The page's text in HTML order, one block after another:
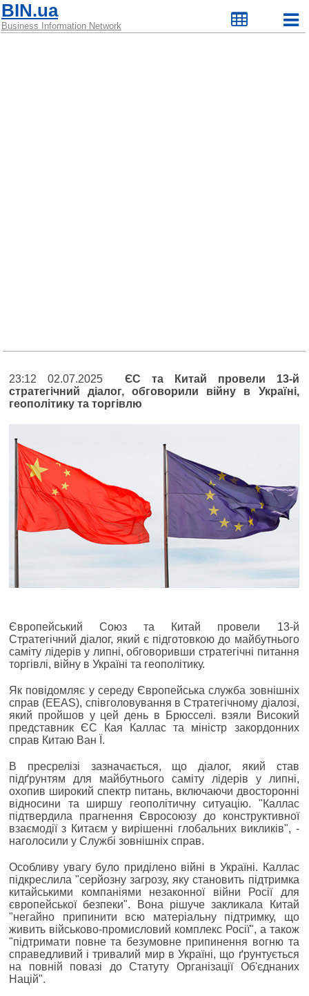
BIN.ua
Business Information Network
23:12 02.07.2025 ЄС та Китай провели 13-й
стратегічний діалог, обговорили війну в Україні,
геополітику та торгівлю
Європейський Союз та Китай провели 13-й
Стратегічний діалог, який є підготовкою до майбутнього
саміту лідерів у липні, обговоривши стратегічні питання
торгівлі, війну в Україні та геополітику.
Як повідомляє у середу Європейська служба зовнішніх
справ (EEAS), співголовування в Стратегічному діалозі,
який пройшов у цей день в Брюсселі. взяли Високий
представник ЄС Кая Каллас та міністр закордонних
справ Китаю Ван Ї.
В пресрелізі зазначається, що діалог, який став
підґрунтям для майбутнього саміту лідерів у липні,
охопив широкий спектр питань, включаючи двосторонні
відносини та ширшу геополітичну ситуацію. "Каллас
підтвердила прагнення Євросоюзу до конструктивної
взаємодії з Китаєм у вирішенні глобальних викликів", -
наголосили у Службі зовнішніх справ.
Особливу увагу було приділено війні в Україні. Каллас
підкреслила "серйозну загрозу, яку становить підтримка
китайськими компаніями незаконної війни Росії для
європейської безпеки". Вона рішуче закликала Китай
"негайно припинити всю матеріальну підтримку, що
живить військово-промисловий комплекс Росії", а також
"підтримати повне та безумовне припинення вогню та
справедливий і тривалий мир в Україні, що ґрунтується
на повній повазі до Статуту Організації Об'єднаних
Націй".